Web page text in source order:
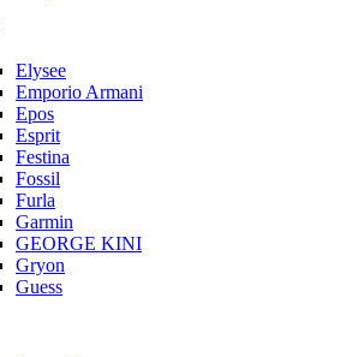
Elysee
Emporio Armani
Epos
Esprit
Festina
Fossil
Furla
Garmin
GEORGE KINI
Gryon
Guess